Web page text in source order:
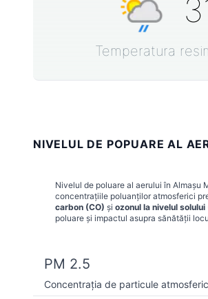
Temperatura
NIVELUL DE POPUARE AL
Nivelul de poluare al aerului în Almaşu
concentrațiile poluanților atmosferici
carbon (CO) și ozonul la nivelul solului
poluare și impactul asupra sănătății
PM 2.5
Concentrația de particule